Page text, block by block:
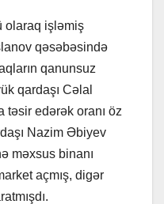
olaraq işləmiş
qəsəbəsində
qanunsuz
qardaşı Cəlal
təsir edərək oranı öz
Nazim Əbiyev
məxsus binanı
açmış, digər